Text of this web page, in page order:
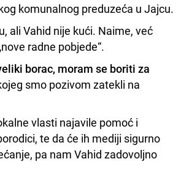
komunalnog preduzeća u Jajcu.
ali Vahid nije kući. Naime, već
radne pobjede“.
borac, moram se boriti za
smo pozivom zatekli na
vlasti najavile pomoć i
te da će ih mediji sigurno
pa nam Vahid zadovoljno